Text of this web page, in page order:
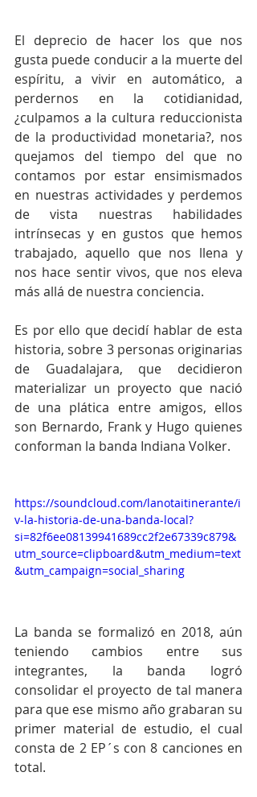
El deprecio de hacer los que nos
gusta puede conducir a la muerte del
espíritu, a vivir en automático, a
perdernos en la cotidianidad,
¿culpamos a la cultura reduccionista
de la productividad monetaria?, nos
quejamos del tiempo del que no
contamos por estar ensimismados
en nuestras actividades y perdemos
de vista nuestras habilidades
intrínsecas y en gustos que hemos
trabajado, aquello que nos llena y
nos hace sentir vivos, que nos eleva
más allá de nuestra conciencia.
Es por ello que decidí hablar de esta
historia, sobre 3 personas originarias
de Guadalajara, que decidieron
materializar un proyecto que nació
de una plática entre amigos, ellos
son Bernardo, Frank y Hugo quienes
conforman la banda Indiana Volker.
https://soundcloud.com/lanotaitinerante/i
v-la-historia-de-una-banda-local?
si=82f6ee08139941689cc2f2e67339c879&
utm_source=clipboard&utm_medium=text
&utm_campaign=social_sharing
La banda se formalizó en 2018, aún
teniendo cambios entre sus
integrantes, la banda logró
consolidar el proyecto de tal manera
para que ese mismo año grabaran su
primer material de estudio, el cual
consta de 2 EP´s con 8 canciones en
total.